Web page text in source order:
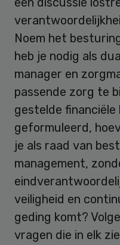
Noem het
heb je nodig als
manager en
passende zorg te
gestelde financiële
geformuleerd,
je als raad van
management,
veiligheid en
geding komt?
vragen die in elk